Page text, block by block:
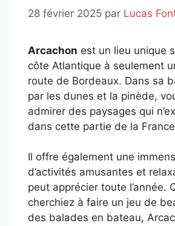
28 février 2025 par Lucas
Arcachon est un lieu unique
côte Atlantique à seulement
route de Bordeaux. Dans sa
par les dunes et la pinède,
admirer des paysages qui
dans cette partie de la
Il offre également une
d’activités amusantes et
peut apprécier toute l’année.
cherchiez à faire un jeu de
des balades en bateau,